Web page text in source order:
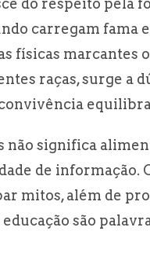
r
e
do respeito pela
carregam fama
físicas marcantes
raças, surge a
não significa
de informação.
mitos, além de
são